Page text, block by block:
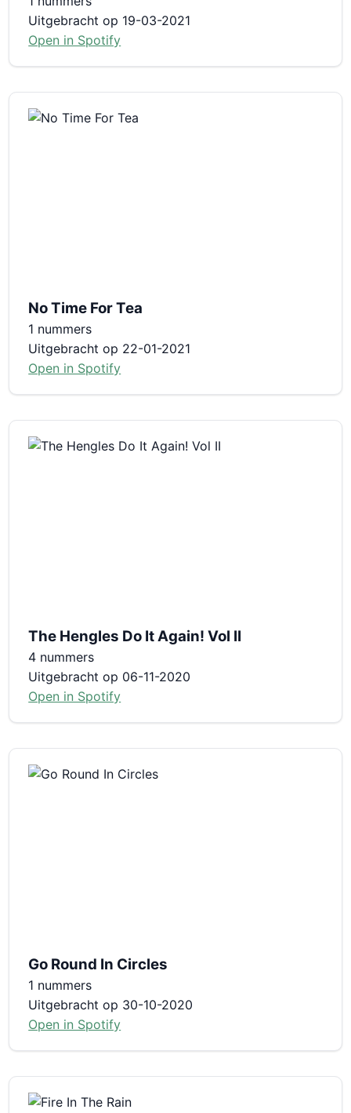
Uitgebracht op 19-03-2021
Open in Spotify
No Time For Tea
1 nummers
Uitgebracht op 22-01-2021
Open in Spotify
The Hengles Do It Again! Vol II
4 nummers
Uitgebracht op 06-11-2020
Open in Spotify
Go Round In Circles
1 nummers
Uitgebracht op 30-10-2020
Open in Spotify